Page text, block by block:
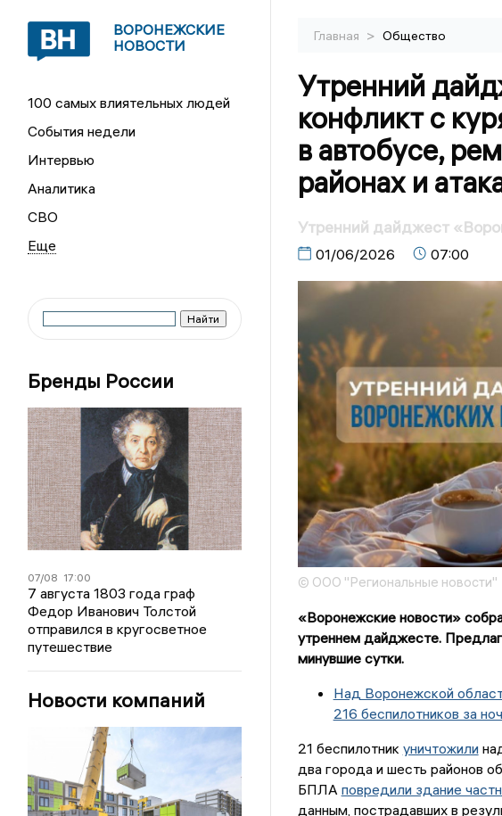
ВОРОНЕЖСКИЕ
НОВОСТИ
100 самых влиятельных людей
События недели
Интервью
Аналитика
СВО
Бренды России
07/08 17:00
7 августа 1803 года граф
Федор Иванович Толстой
отправился в кругосветное
путешествие
Новости компаний
Главная > Общество
Утренний
конфликт с
в автобусе,
районах и
Утренний дайджест
01/06/2026 07:00
© ООО "Региональные новости"
«Воронежские новости»
утреннем дайджесте.
минувшие сутки.
Над Воронежской
216 беспилотников за
21 беспилотник уничтожили
два города и шесть районов
БПЛА повредили здание
данным, пострадавших в